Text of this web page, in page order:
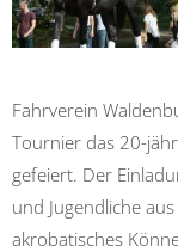
Fahrverein
Tournier das 20-
gefeiert. Der
und Jugendliche
akrobatisches